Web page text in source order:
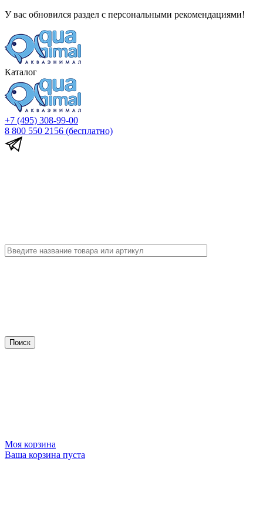
У вас обновился раздел с персональными рекомендациями!
Каталог
+7 (495) 308-99-00
8 800 550 2156 (бесплатно)
Моя корзина
Ваша корзина пуста